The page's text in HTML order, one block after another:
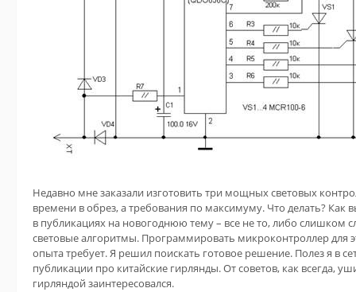
Недавно мне заказали изготовить три мощных световых
времени в обрез, а требования по максимуму. Что делать? Как
в публикациях на новогоднюю тему – все не то, либо слишком
световые алгоритмы. Программировать микроконтроллер для
опыта требует. Я решил поискать готовое решение. Полез я в
публикации про китайские гирлянды. От советов, как всегда,
гирляндой заинтересовался.